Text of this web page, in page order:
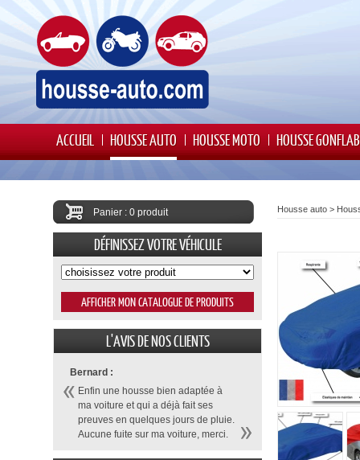
ACCUEIL HOUSSE AUTO HOUSSE MOTO HOUSSE
Housse auto >
Panier : 0 produit
DÉFINISSEZ VOTRE VÉHICULE
L'AVIS DE NOS CLIENTS
Bernard :
Enfin une housse bien adaptée à
ma voiture et qui a déjà fait ses
preuves en quelques jours de pluie.
Aucune fuite sur ma voiture, merci.